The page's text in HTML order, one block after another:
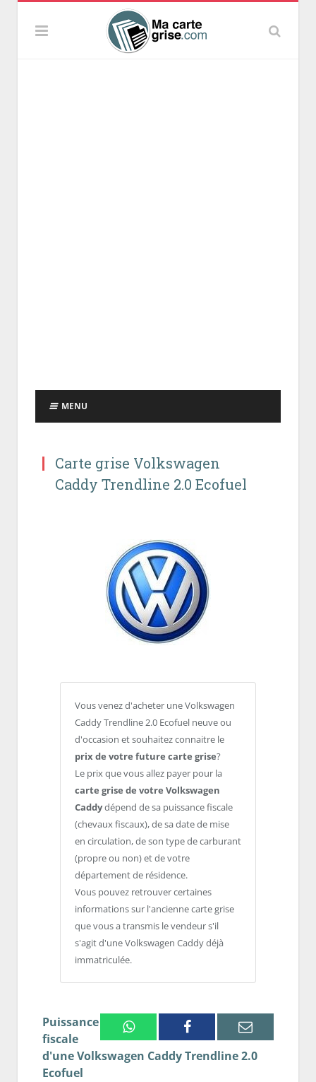
MENU
Carte grise Volkswagen
Caddy Trendline 2.0 Ecofuel
Vous venez d'acheter une Volkswagen
Caddy Trendline 2.0 Ecofuel neuve ou
d'occasion et souhaitez connaitre le
prix de votre future carte grise?
Le prix que vous allez payer pour la
carte grise de votre Volkswagen
Caddydépend de sa puissance fiscale
(chevaux fiscaux), de sa date de mise
en circulation, de son type de carburant
(propre ou non) et de votre
département de résidence.
Vous pouvez retrouver certaines
informations sur l'ancienne carte grise
que vous a transmis le vendeur s'il
s'agit d'une Volkswagen Caddy déjà
immatriculée.
WhatsappFacebook Email
Puissance
fiscale
d'une Volkswagen Caddy Trendline 2.0
Ecofuel